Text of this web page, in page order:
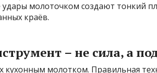
молоточком создают тонкий
краёв.
– не сила, а
кухонным молотком. Правильная